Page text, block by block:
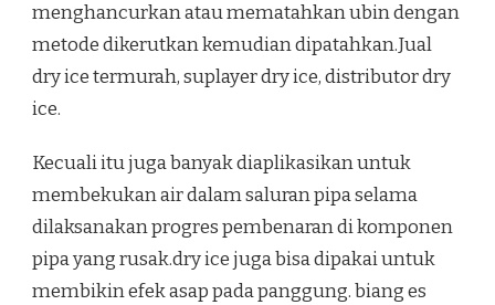
menghancurkan atau mematahkan ubin dengan
metode dikerutkan kemudian dipatahkan.Jual
dry ice termurah, suplayer dry ice, distributor dry
ice.
Kecuali itu juga banyak diaplikasikan untuk
membekukan air dalam saluran pipa selama
dilaksanakan progres pembenaran di komponen
pipa yang rusak.dry ice juga bisa dipakai untuk
membikin efek asap pada panggung. biang es